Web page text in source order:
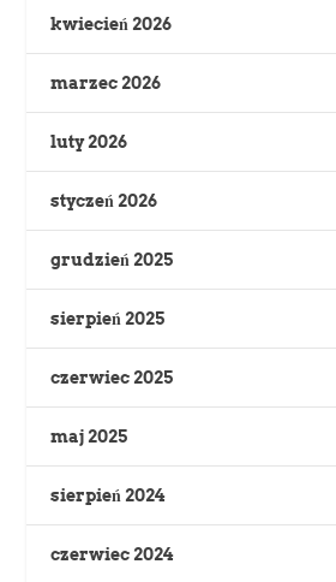
kwiecień 2026
marzec 2026
luty 2026
styczeń 2026
grudzień 2025
sierpień 2025
czerwiec 2025
maj 2025
sierpień 2024
czerwiec 2024